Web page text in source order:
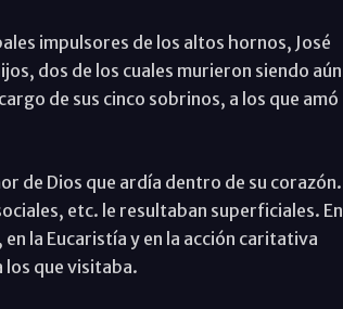
impulsores de los altos hornos, José
dos de los cuales murieron siendo aún
de sus cinco sobrinos, a los que amó
de Dios que ardía dentro de su corazón.
etc. le resultaban superficiales. En
la Eucaristía y en la acción caritativa
los que visitaba.